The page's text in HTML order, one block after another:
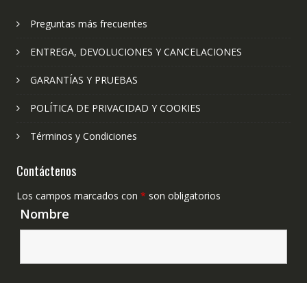
Preguntas más frecuentes
ENTREGA, DEVOLUCIONES Y CANCELACIONES
GARANTÍAS Y PRUEBAS
POLÍTICA DE PRIVACIDAD Y COOKIES
Términos y Condiciones
Contáctenos
Los campos marcados con * son obligatorios
Nombre